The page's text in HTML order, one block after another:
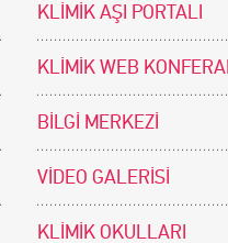
KLİMİK AŞI PORTALI
KLİMİK WEB
BİLGİ MERKEZİ
VİDEO GALERİSİ
KLİMİK OKULLARI